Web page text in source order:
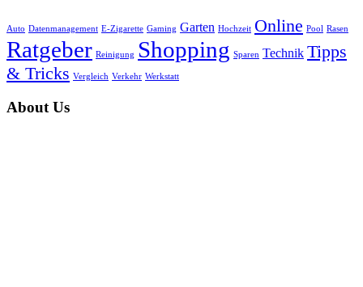
Auto Datenmanagement E-Zigarette Gaming Garten Hochzeit Online Pool Rasen
Ratgeber Reinigung Shopping Sparen Technik Tipps
& Tricks Vergleich Verkehr Werkstatt
About Us